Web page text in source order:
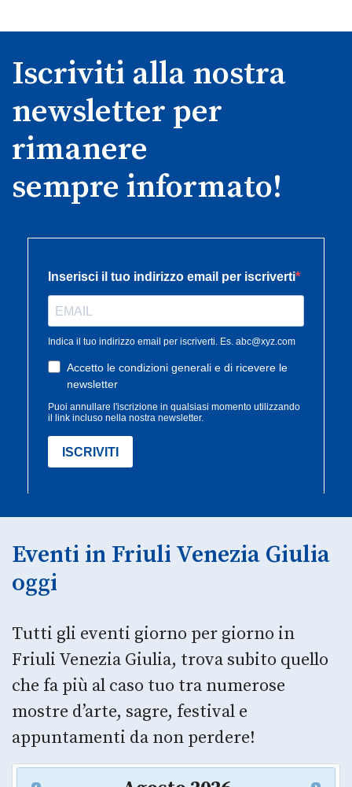
Iscriviti alla nostra
newsletter per
rimanere
sempre informato!
Eventi in Friuli Venezia Giulia
oggi
Tutti gli eventi giorno per giorno in
Friuli Venezia Giulia, trova subito quello
che fa più al caso tuo tra numerose
mostre d’arte, sagre, festival e
appuntamenti da non perdere!